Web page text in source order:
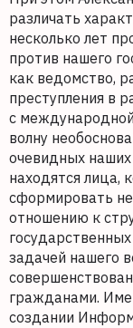
различать
несколько лет
против нашего
как ведомство,
преступления в
с
волну
очевидных наших
находятся лица,
сформировать
отношению к
задачей нашего
гражданами.
создании